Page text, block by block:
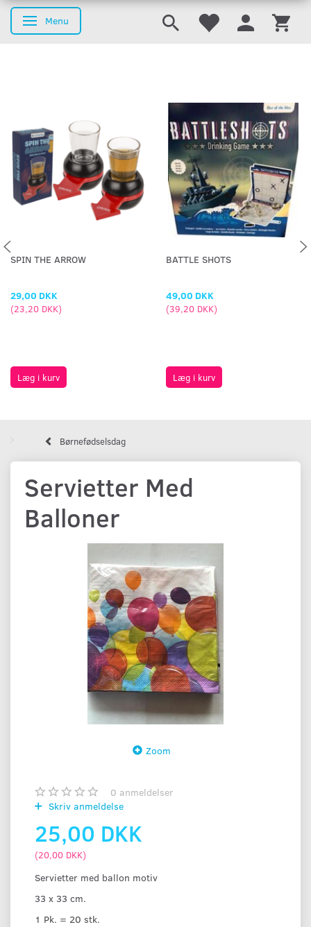
Skifte navigation
Menu
SPIN THE ARROW
29,00 DKK
(23,20 DKK)
Læg i kurv
BATTLE SHOTS
49,00 DKK
(39,20 DKK)
Læg i kurv
Børnefødselsdag
Servietter Med
Balloner
Zoom
0 anmeldelser
Skriv anmeldelse
25,00 DKK
(20,00 DKK)
Servietter med ballon motiv
33 x 33 cm.
1 Pk. = 20 stk.